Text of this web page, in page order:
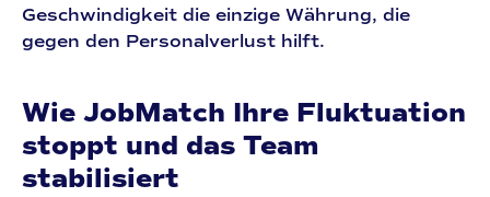
Geschwindigkeit die einzige Währung, die
gegen den Personalverlust hilft.
Wie JobMatch Ihre Fluktuation
stoppt und das Team
stabilisiert